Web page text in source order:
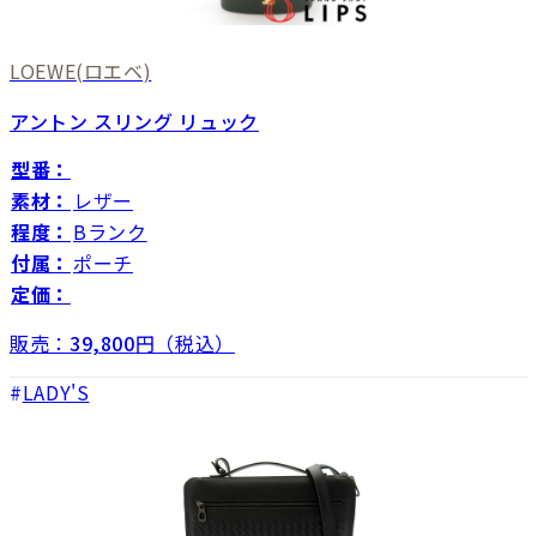
LOEWE(ロエベ)
アントン スリング リュック
型番：
素材： レザー
程度： Bランク
付属： ポーチ
定価：
販売： 39,800円（税込）
LADY'S